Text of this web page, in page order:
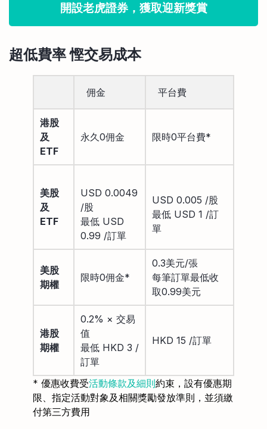
開設老虎證券，獲取迎新獎賞
超低費率 慳交易成本
佣金 平台費
港股
及
ETF
永久0佣金 限時0平台費*
美股
及
ETF
USD 0.0049
/股
最低 USD
0.99 /訂單
USD 0.005 /股
最低 USD 1 /訂
單
美股
期權
限時0佣金*
0.3美元/張
每筆訂單最低收
取0.99美元
港股
期權
0.2% × 交易
值
最低 HKD 3 /
訂單
HKD 15 /訂單
* 優惠收費受活動條款及細則約束，設有優惠期
限、指定活動對象及相關獎勵發放準則，並須繳
付第三方費用